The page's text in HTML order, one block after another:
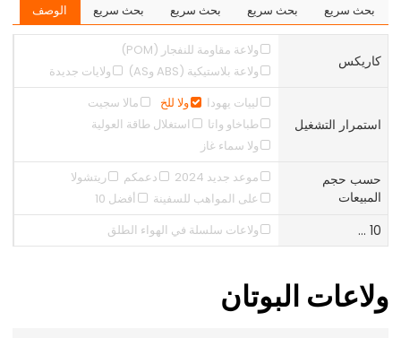
بحث سريع بحث سريع بحث سريع بحث سريع الوصف
كاريكس
ولاعة مقاومة للنفجار (POM)
ولاعة بلاستيكية (ABS وAS)
ولايات جديدة
استمرار التشغيل
لييات يهودا ولا للخ
مالا سجيت
طباخاو واتا
استغلال طاقة العولية
ولا سماء غاز
حسب حجم
المبيعات
موعد جديد 2024 دعمكم
ريتشولا
على المواهب للسفينة
أفضل 10
10 ... ولاعات سلسلة في الهواء الطلق
ولاعات البوتان